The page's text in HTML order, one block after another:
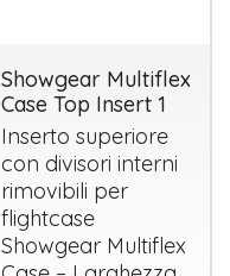
Showgear Multiflex
Case Top Insert 1
Inserto superiore
con divisori interni
rimovibili per
flightcase
Showgear Multiflex